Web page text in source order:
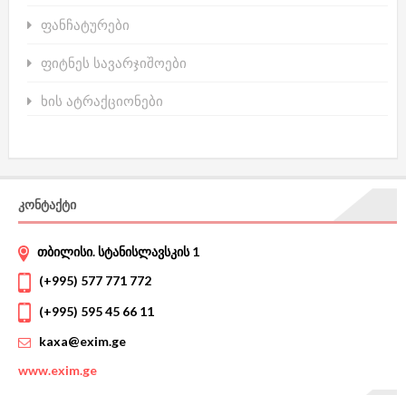
ფანჩატურები
ფიტნეს სავარჯიშოები
ხის ატრაქციონები
ᲙᲝᲜᲢᲐᲥᲢᲘ
თბილისი. სტანისლავსკის 1
(+995) 577 771 772
(+995) 595 45 66 11
kaxa@exim.ge
www.exim.ge